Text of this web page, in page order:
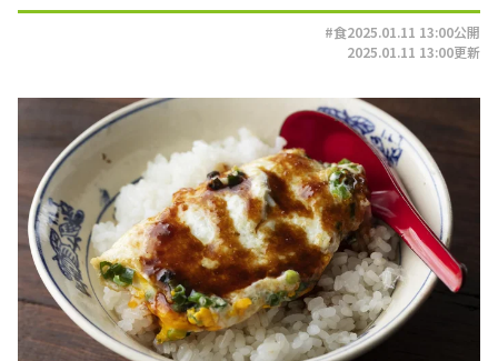
#食2025.01.11 13:00公開
2025.01.11 13:00更新